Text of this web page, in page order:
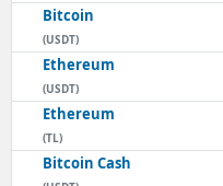
Bitcoin
(USDT)
Ethereum
(USDT)
Ethereum
(TL)
Bitcoin Cash